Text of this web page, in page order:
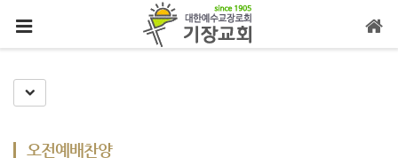
Toggle Dropdown
오전예배찬양